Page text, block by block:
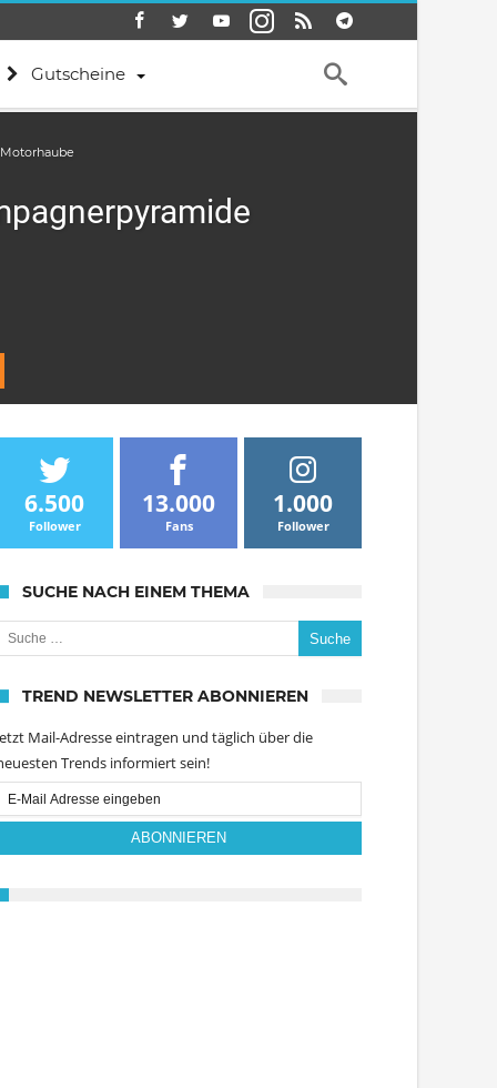
Gutscheine
6.500
Follower
13.000
Fans
1.000
Follower
SUCHE NACH EINEM THEMA
nach:
TREND NEWSLETTER ABONNIEREN
Mail-Adresse eintragen und täglich über die
Trends informiert sein!
ABONNIEREN